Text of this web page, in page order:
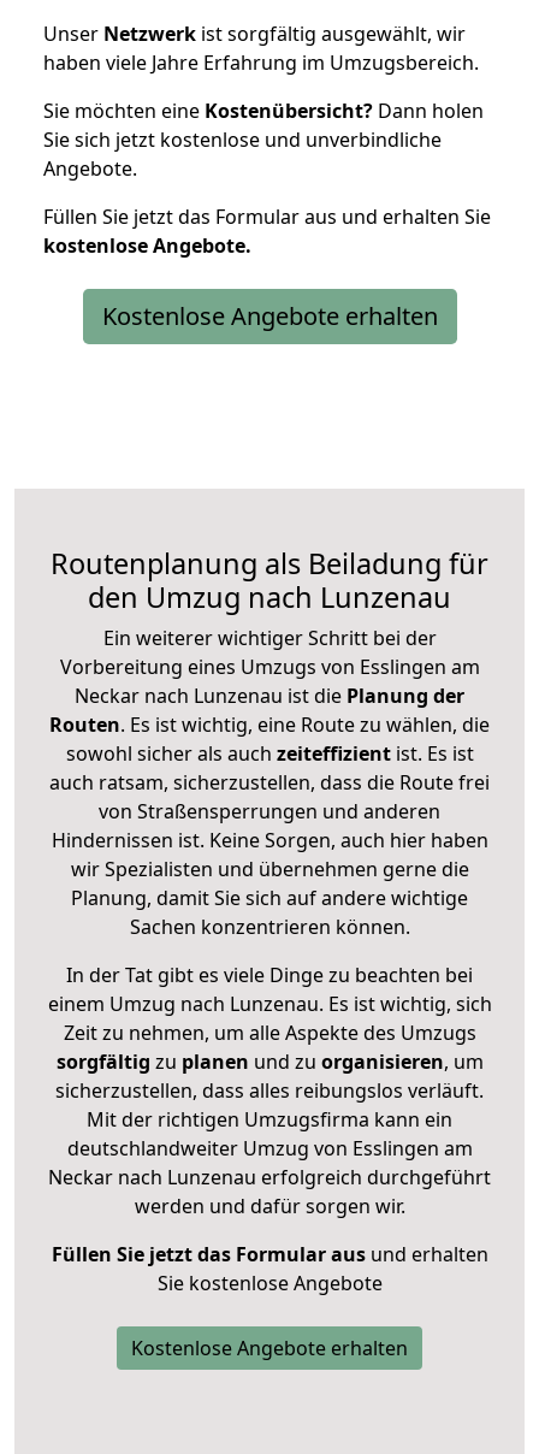
Unser Netzwerk ist sorgfältig ausgewählt, wir
haben viele Jahre Erfahrung im Umzugsbereich.
Sie möchten eine Kostenübersicht? Dann holen
Sie sich jetzt kostenlose und unverbindliche
Angebote.
Füllen Sie jetzt das Formular aus und erhalten Sie
kostenloseAngebote.
Kostenlose Angebote erhalten
Routenplanung als Beiladung für
den Umzug nach Lunzenau
Ein weiterer wichtiger Schritt bei der
Vorbereitung eines Umzugs von Esslingen am
Neckar nach Lunzenau ist die Planung der
Routen. Es ist wichtig, eine Route zu wählen, die
sowohl sicher als auch zeiteffizientist. Es ist
auch ratsam, sicherzustellen, dass die Route frei
von Straßensperrungen und anderen
Hindernissen ist. Keine Sorgen, auch hier haben
wir Spezialisten und übernehmen gerne die
Planung, damit Sie sich auf andere wichtige
Sachen konzentrieren können.
In der Tat gibt es viele Dinge zu beachten bei
einem Umzug nach Lunzenau. Es ist wichtig, sich
Zeit zu nehmen, um alle Aspekte des Umzugs
sorgfältig zu planen und zu organisieren, um
sicherzustellen, dass alles reibungslos verläuft.
Mit der richtigen Umzugsfirma kann ein
deutschlandweiter Umzug von Esslingen am
Neckar nach Lunzenau erfolgreich durchgeführt
werden und dafür sorgen wir.
Füllen Sie jetzt das Formular ausund erhalten
Sie kostenlose Angebote
Kostenlose Angebote erhalten